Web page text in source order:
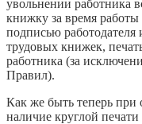
увольнении работника
книжку за время работы
подписью работодателя
трудовых книжек,
работника (за
Правил).
Как же быть теперь при
наличие круглой